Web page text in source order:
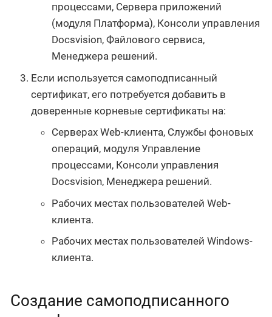
процессами, Сервера приложений
(модуля Платформа), Консоли управления
Docsvision, Файлового сервиса,
Менеджера решений.
Если используется самоподписанный
сертификат, его потребуется добавить в
доверенные корневые сертификаты на:
Серверах Web-клиента, Службы фоновых
операций, модуля Управление
процессами, Консоли управления
Docsvision, Менеджера решений.
Рабочих местах пользователей Web-
клиента.
Рабочих местах пользователей Windows-
клиента.
Создание самоподписанного